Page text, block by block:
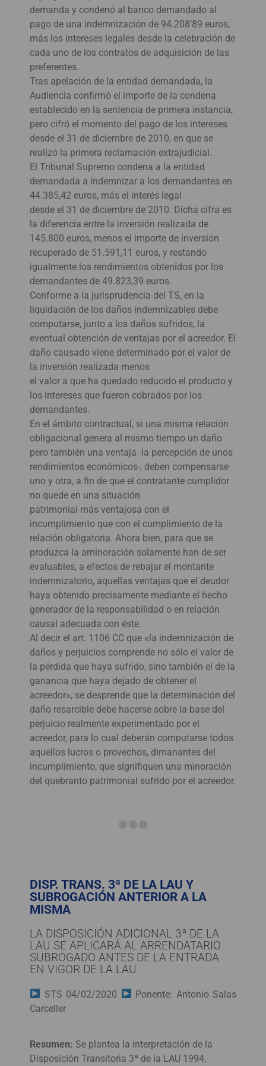
demanda y condenó al banco demandado al
pago de una indemnización de 94.208’89 euros,
más los intereses legales desde la celebración de
cada uno de los contratos de adquisición de las
preferentes.
Tras apelación de la entidad demandada, la
Audiencia confirmó el importe de la condena
establecido en la sentencia de primera instancia,
pero cifró el momento del pago de los intereses
desde el 31 de diciembre de 2010, en que se
realizó la primera reclamación extrajudicial.
El Tribunal Supremo condena a la entidad
demandada a indemnizar a los demandantes en
44.385,42 euros, más el interés legal
desde el 31 de diciembre de 2010. Dicha cifra es
la diferencia entre la inversión realizada de
145.800 euros, menos el importe de inversión
recuperado de 51.591,11 euros, y restando
igualmente los rendimientos obtenidos por los
demandantes de 49.823,39 euros.
Conforme a la jurisprudencia del TS, en la
liquidación de los daños indemnizables debe
computarse, junto a los daños sufridos, la
eventual obtención de ventajas por el acreedor. El
daño causado viene determinado por el valor de
la inversión realizada menos
el valor a que ha quedado reducido el producto y
los intereses que fueron cobrados por los
demandantes.
En el ámbito contractual, si una misma relación
obligacional genera al mismo tiempo un daño
pero también una ventaja -la percepción de unos
rendimientos económicos-, deben compensarse
uno y otra, a fin de que el contratante cumplidor
no quede en una situación
patrimonial más ventajosa con el
incumplimiento que con el cumplimiento de la
relación obligatoria. Ahora bien, para que se
produzca la aminoración solamente han de ser
evaluables, a efectos de rebajar el montante
indemnizatorio, aquellas ventajas que el deudor
haya obtenido precisamente mediante el hecho
generador de la responsabilidad o en relación
causal adecuada con éste.
Al decir el art. 1106 CC que «la indemnización de
daños y perjuicios comprende no sólo el valor de
la pérdida que haya sufrido, sino también el de la
ganancia que haya dejado de obtener el
acreedor», se desprende que la determinación del
daño resarcible debe hacerse sobre la base del
perjuicio realmente experimentado por el
acreedor, para lo cual deberán computarse todos
aquellos lucros o provechos, dimanantes del
incumplimiento, que signifiquen una minoración
del quebranto patrimonial sufrido por el acreedor.
DISP. TRANS. 3ª DE LA LAU Y
SUBROGACIÓN ANTERIOR A LA
MISMA
LA DISPOSICIÓN ADICIONAL 3ª DE LA
LAU SE APLICARÁ AL ARRENDATARIO
SUBROGADO ANTES DE LA ENTRADA
EN VIGOR DE LA LAU.
STS 04/02/2020
Ponente: Antonio Salas
Carceller
Resumen: Se plantea la interpretación de la
Disposición Transitoria 3ª de la LAU 1994,